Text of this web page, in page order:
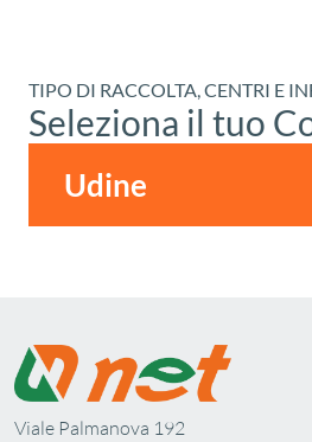
TIPO DI RACCOLTA, CENTRI E
Seleziona il tuo
Viale Palmanova 192